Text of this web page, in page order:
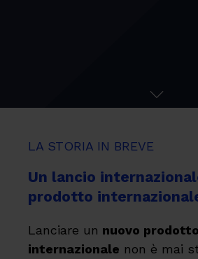
LA STORIA IN BREVE
Un lancio
prodotto
Lanciare un nuovo
internazionale non è mai